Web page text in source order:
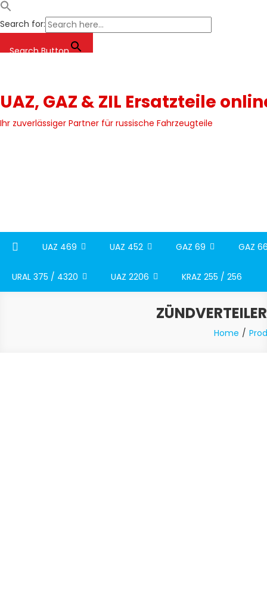
Search for:
Search Button
UAZ, GAZ & ZIL Ersatzteile
Ihr zuverlässiger Partner für russische Fahrzeugteile
UAZ 469 UAZ 452 GAZ 69 GAZ
URAL 375 / 4320 UAZ 2206 KRAZ 255 / 256
Home